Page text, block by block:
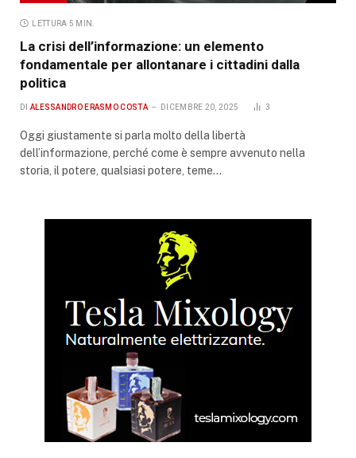
LETTURA 5 MIN.
La crisi dell’informazione: un elemento
fondamentale per allontanare i cittadini dalla
politica
DI ALESSANDRO ERASMO COSTA DICEMBRE 20, 2025 3
Oggi giustamente si parla molto della libertà
dell’informazione, perché come è sempre avvenuto nella
storia, il potere, qualsiasi potere, teme…